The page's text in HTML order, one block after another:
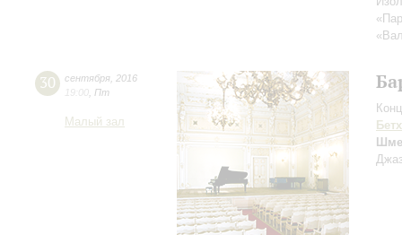
30 сентября 2016
19:00 Пт
Малый зал